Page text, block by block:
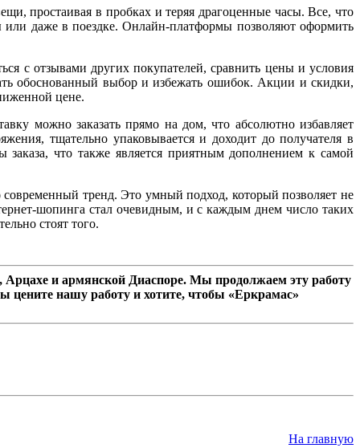
простаивая в пробках и теряя драгоценные часы. Все, что
даже в поездке. Онлайн-платформы позволяют оформить
с отзывами других покупателей, сравнить цены и условия
обоснованный выбор и избежать ошибок. Акции и скидки,
цене.
можно заказать прямо на дом, что абсолютно избавляет
тщательно упаковывается и доходит до получателя в
что также является приятным дополнением к самой
тренд. Это умный подход, который позволяет не
шопинга стал очевидным, и с каждым днем число таких
стоят того.
и армянской Диаспоре. Мы продолжаем эту работу
цените нашу работу и хотите, чтобы «Еркрамас»
На главную